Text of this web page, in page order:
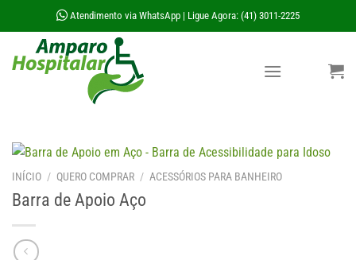
to
content
Atendimento via WhatsApp Ligue Agora: (41) 3011-2225
INÍCIO / QUERO COMPRAR / ACESSÓRIOS PARA BANHEIRO
Barra de Apoio Aço